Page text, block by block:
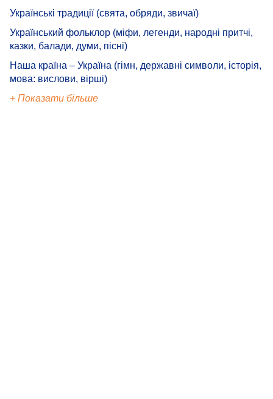
Українські традиції (свята, обряди, звичаї)
Український фольклор (міфи, легенди, народні притчі,
казки, балади, думи, пісні)
Наша країна – Україна (гімн, державні символи, історія,
мова: вислови, вірші)
+ Показати більше